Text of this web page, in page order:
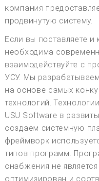
компания
продвинутую систему.
Если вы поставляете и
необходима
взаимодействуйте с
УСУ. Мы
на основе самых
технологий.
USU Software в
создаем системную
фреймворк
типов программ.
снабжения не
оптимизирован и